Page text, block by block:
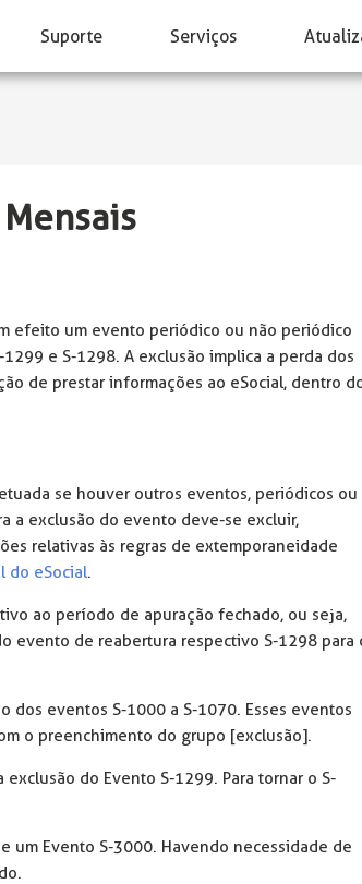
Suporte Serviços
efeito um evento periódico ou não periódico
e S-1298. A exclusão implica a perda dos
de prestar informações ao eSocial, dentro
se houver outros eventos, periódicos ou
a exclusão do evento deve-se excluir,
relativas às regras de extemporaneidade
do eSocial.
ao período de apuração fechado, ou seja,
evento de reabertura respectivo S-1298 para
dos eventos S-1000 a S-1070. Esses eventos
o preenchimento do grupo [exclusão].
do Evento S-1299. Para tornar o S-
um Evento S-3000. Havendo necessidade de